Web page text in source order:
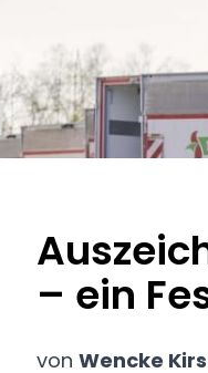
– ein
von Wencke